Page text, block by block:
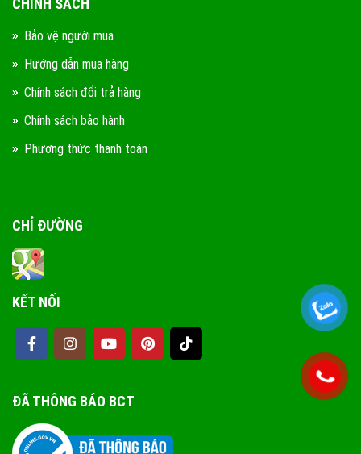
CHÍNH SÁCH
Bảo vệ người mua
Hướng dẫn mua hàng
Chính sách đổi trả hàng
Chính sách bảo hành
Phương thức thanh toán
CHỈ ĐƯỜNG
KẾT NỐI
ĐÃ THÔNG BÁO BCT